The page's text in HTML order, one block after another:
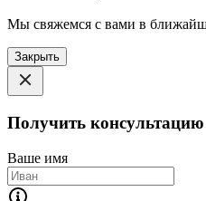
Мы свяжемся с вами в
Закрыть
Получить консультацию
Ваше имя